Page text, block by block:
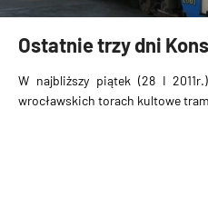
Ostatnie trzy dni
W najbliższy piątek (28 I
wrocławskich torach kultowe